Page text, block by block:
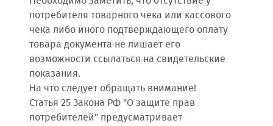
потребителя товарного чека или кассового
чека либо иного подтверждающего оплату
товара документа не лишает его
возможности ссылаться на свидетельские
показания.
На что следует обращать внимание!
Статья 25 Закона РФ "О защите прав
потребителей" предусматривает